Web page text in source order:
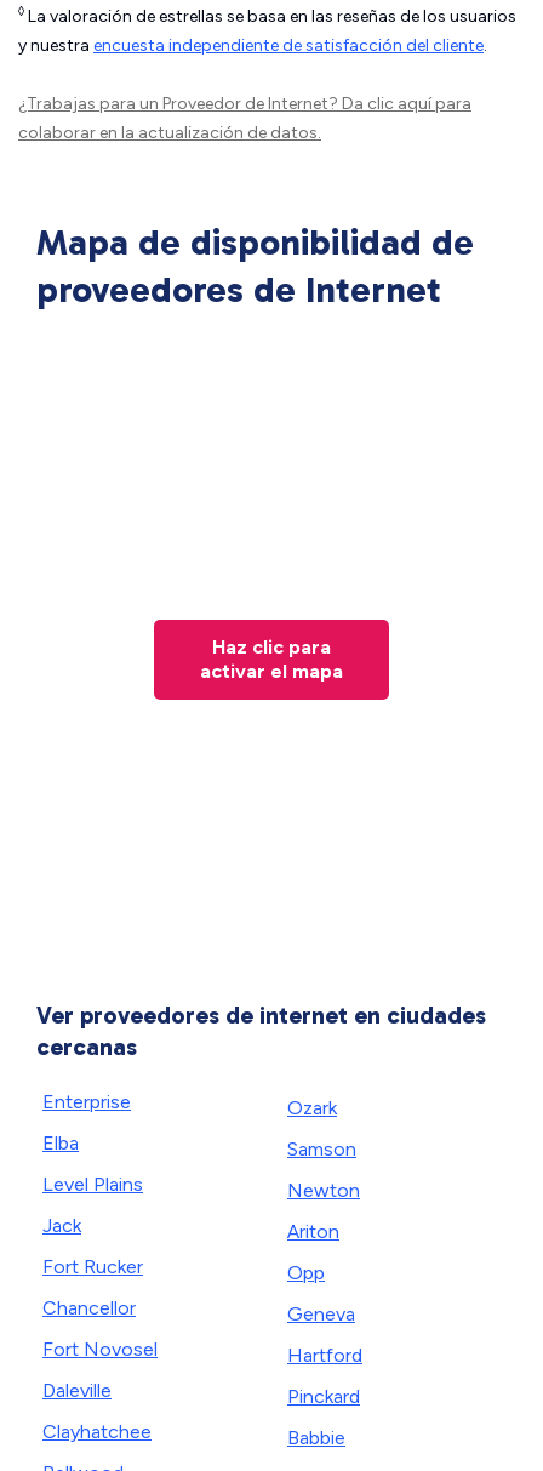
◊ La valoración de estrellas se basa en las reseñas de los usuarios
y nuestra encuesta independiente de satisfacción del cliente.
¿Trabajas para un Proveedor de Internet? Da clic aquípara
colaborar en la actualización de datos.
Mapa de disponibilidad de
proveedores de Internet
Haz clic para
activar el mapa
Ver proveedores de internet en ciudades
cercanas
Enterprise
Elba
Level Plains
Jack
Fort Rucker
Chancellor
Fort Novosel
Daleville
Clayhatchee
Ozark
Samson
Newton
Ariton
Opp
Geneva
Hartford
Pinckard
Babbie